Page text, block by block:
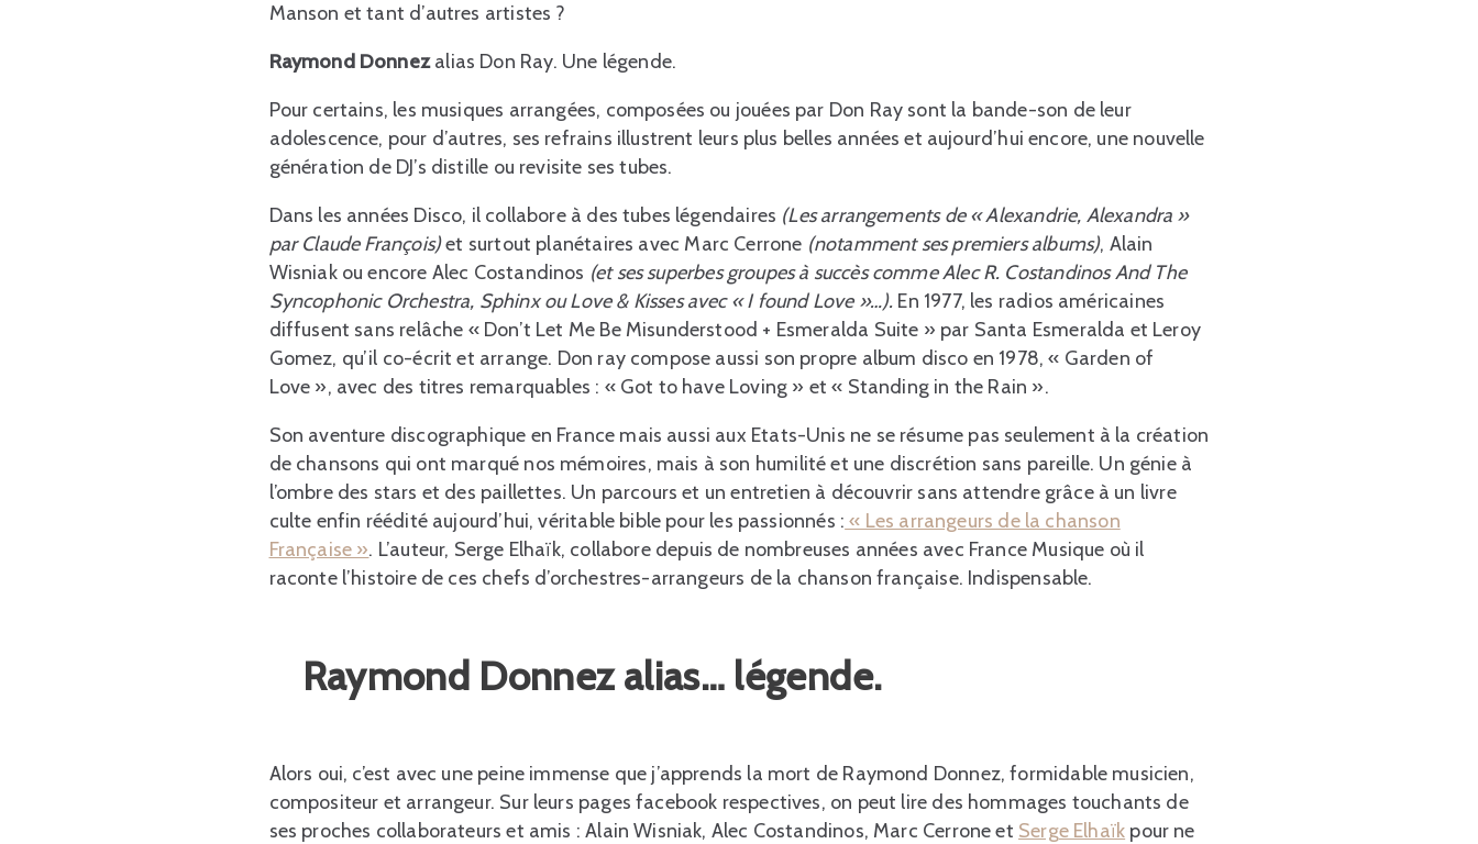
Manson et tant d’autres artistes ?
Raymond Donnezalias Don Ray. Une légende.
Pour certains, les musiques arrangées, composées ou jouées par Don Ray sont la bande-son de leur
adolescence, pour d’autres, ses refrains illustrent leurs plus belles années et aujourd’hui encore, une nouvelle
génération de DJ’s distille ou revisite ses tubes.
Dans les années Disco, il collabore à des tubes légendaires (Les arrangements de « Alexandrie, Alexandra »
par Claude François)et surtout planétaires avec Marc Cerrone (notamment ses premiers albums), Alain
Wisniak ou encore Alec Costandinos (et ses superbes groupes à succès comme Alec R. Costandinos And The
Syncophonic Orchestra, Sphinx ou Love & Kisses avec « I found Love »…). En 1977, les radios américaines
diffusent sans relâche « Don’t Let Me Be Misunderstood + Esmeralda Suite » par Santa Esmeralda et Leroy
Gomez, qu’il co-écrit et arrange. Don ray compose aussi son propre album disco en 1978, « Garden of
Love », avec des titres remarquables : « Got to have Loving » et « Standing in the Rain ».
Son aventure discographique en France mais aussi aux Etats-Unis ne se résume pas seulement à la création
de chansons qui ont marqué nos mémoires, mais à son humilité et une discrétion sans pareille. Un génie à
l’ombre des stars et des paillettes. Un parcours et un entretien à découvrir sans attendre grâce à un livre
culte enfin réédité aujourd’hui, véritable bible pour les passionnés : « Les arrangeurs de la chanson
Française ». L’auteur, Serge Elhaïk, collabore depuis de nombreuses années avec France Musique où il
raconte l’histoire de ces chefs d’orchestres-arrangeurs de la chanson française. Indispensable.
Raymond Donnez alias… légende.
Alors oui, c’est avec une peine immense que j’apprends la mort de Raymond Donnez, formidable musicien,
compositeur et arrangeur. Sur leurs pages facebook respectives, on peut lire des hommages touchants de
ses proches collaborateurs et amis : Alain Wisniak, Alec Costandinos, Marc Cerrone et Serge Elhaïk pour ne